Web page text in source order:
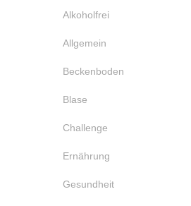
Alkoholfrei
Allgemein
Beckenboden
Blase
Challenge
Ernährung
Gesundheit